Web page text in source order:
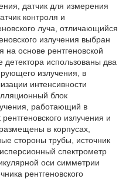
датчик для измерения
контроля и
луча, отличающийся
излучения выбран
на основе рентгеновской
использованы два
излучения, в
интенсивности
блок
работающий в
излучения и
в корпусах,
стороны трубы, источник
спектрометр
оси симметрии
рентгеновского